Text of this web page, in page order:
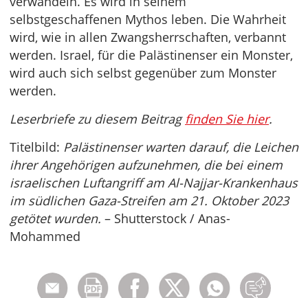
selbstgeschaffenen Mythos leben. Die Wahrheit
wird, wie in allen Zwangsherrschaften, verbannt
werden. Israel, für die Palästinenser ein Monster,
wird auch sich selbst gegenüber zum Monster
werden.
Leserbriefe zu diesem Beitrag finden Sie hier.
Titelbild: Palästinenser warten darauf, die Leichen
ihrer Angehörigen aufzunehmen, die bei einem
israelischen Luftangriff am Al-Najjar-Krankenhaus
im südlichen Gaza-Streifen am 21. Oktober 2023
getötet wurden. – Shutterstock / Anas-
Mohammed